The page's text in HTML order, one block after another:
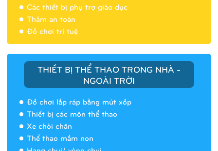
Các thiết bị phụ trợ giáo dục
Thảm an toàn
Đồ chơi trí tuệ
THIẾT BỊ THỂ THAO TRONG NHÀ -
NGOÀI TRỜI
Đồ chơi lắp ráp bằng mút xốp
Thiết bị các môn thể thao
Xe chòi chân
Thể thao mầm non